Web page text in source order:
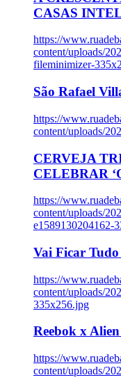
CASAS
https://
content/uploads/
fileminimizer-
São Rafael
https://
content/uploads/
CERVEJA
CELEBRAR
https://
content/uploads/
e1589130204162-
Vai Ficar Tudo
https://
content/uploads/
335x256.jpg
Reebok x
https://
content/uploads/